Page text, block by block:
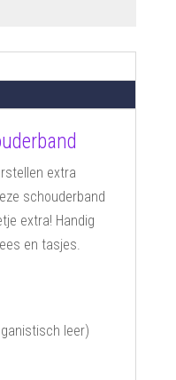
extra
schouderband
extra! Handig
en tasjes.
leer)